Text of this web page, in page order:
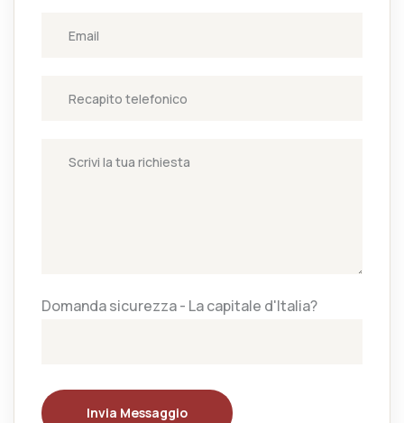
Domanda sicurezza - La capitale d'Italia?
Invia Messaggio